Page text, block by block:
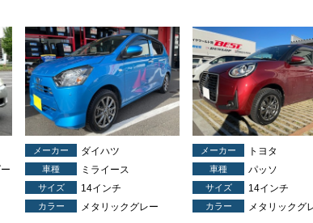
メーカー ダイハツ
車種 ミライース
サイズ 14インチ
カラー メタリックグレー
メーカー トヨタ
車種 パッソ
サイズ 14インチ
カラー メタリックグ